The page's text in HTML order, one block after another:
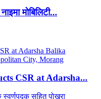
मोबिलिटी...
CSR at Adarsha...